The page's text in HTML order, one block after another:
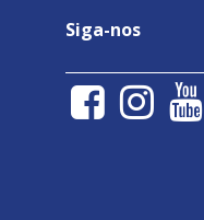
Siga-nos